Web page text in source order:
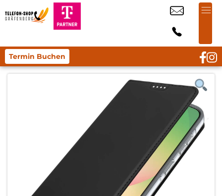
Termin Buchen